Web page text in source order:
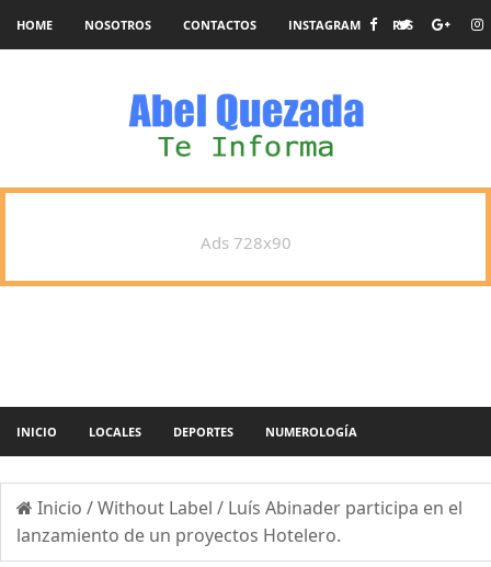
HOME NOSOTROS CONTACTOS INSTAGRAM RSS
Ads 728x90
INICIO LOCALES DEPORTES NUMEROLOGÍA
Inicio /Without Label / Luís Abinader participa en el
lanzamiento de un proyectos Hotelero.